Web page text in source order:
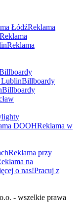
ŁódźReklama
Reklama
Reklama
Billboardy
Billboardy
DOOHReklama w
Reklama przy
na
o nas!Pracuj z
- wszelkie prawa